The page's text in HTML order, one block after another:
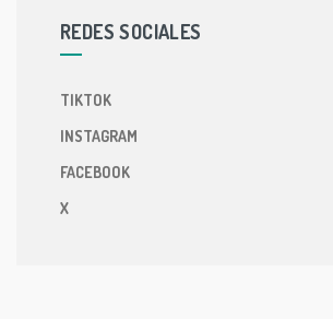
REDES SOCIALES
TIKTOK
INSTAGRAM
FACEBOOK
X